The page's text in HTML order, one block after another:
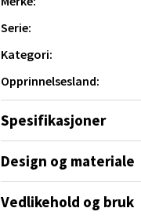
Serie:
Kategori:
Opprinnelsesland:
Spesifikasjoner
Design og materiale
Vedlikehold og bruk